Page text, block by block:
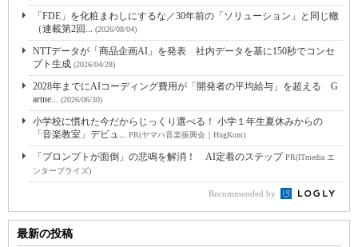
「FDE」を化粧まわしにするな／30年前の「ソリューション」と同じ轍
（連載第2回...
(2026/08/04)
NTTデータが「商品企画AI」を発表 社内データを基に150秒でコンセ
プト生成 (2026/04/28)
2028年までにAIコーディング費用が「開発者の平均給与」を超える G
artne...
(2026/06/30)
小学校に慣れた今だからじっくり選べる！ 小学１年生夏休みからの
「音楽教室」デビュ...
PR(ヤマハ音楽振興会｜HugKum)
「プロンプトが面倒」の悲鳴を解消！ AI定着のステップPR(ITmedia エ
ンタープライズ)
Recommended by
最新の投稿